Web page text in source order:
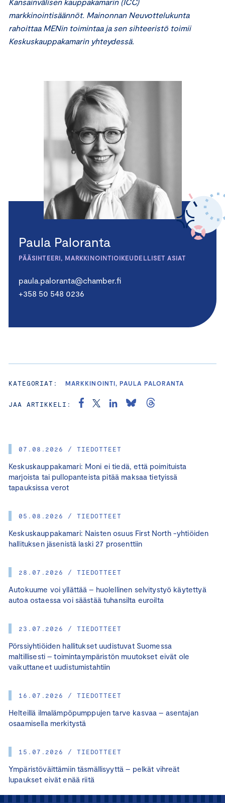
07.08.2026 / TIEDOTTEET
Keskuskauppakamari: Moni ei tiedä, että poimituista
marjoista tai pullopanteista pitää maksaa tietyissä
tapauksissa verot
05.08.2026 / TIEDOTTEET
Keskuskauppakamari: Naisten osuus First North -yhtiöiden
hallituksen jäsenistä laski 27 prosenttiin
28.07.2026 / TIEDOTTEET
Autokuume voi yllättää – huolellinen selvitystyö käytettyä
autoa ostaessa voi säästää tuhansilta euroilta
23.07.2026 / TIEDOTTEET
Pörssiyhtiöiden hallitukset uudistuvat Suomessa
maltillisesti – toimintaympäristön muutokset eivät ole
vaikuttaneet uudistumistahtiin
16.07.2026 / TIEDOTTEET
Helteillä ilmalämpöpumppujen tarve kasvaa – asentajan
osaamisella merkitystä
15.07.2026 / TIEDOTTEET
Ympäristöväittämiin täsmällisyyttä – pelkät vihreät
lupaukset eivät enää riitä
markkinointisäännöt. Mainonnan Neuvottelukunta
rahoittaa MENin toimintaa ja sen sihteeristö toimii
Keskuskauppakamarin yhteydessä.
Paula Paloranta
PÄÄSIHTEERI, MARKKINOINTIOIKEUDELLISET ASIAT
paula.paloranta@chamber.fi
+358 50 548 0236
KATEGORIAT: MARKKINOINTI, PAULA PALORANTA
JAA ARTIKKELI: